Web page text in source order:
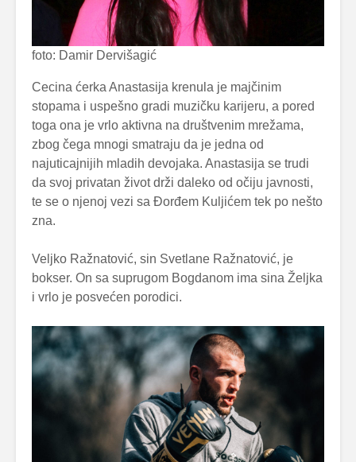
foto: Damir Dervišagić
Cecina ćerka Anastasija krenula je majčinim
stopama i uspešno gradi muzičku karijeru, a pored
toga ona je vrlo aktivna na društvenim mrežama,
zbog čega mnogi smatraju da je jedna od
najuticajnijih mladih devojaka. Anastasija se trudi
da svoj privatan život drži daleko od očiju javnosti,
te se o njenoj vezi sa Đorđem Kuljićem tek po nešto
zna.
Veljko Ražnatović, sin Svetlane Ražnatović, je
bokser. On sa suprugom Bogdanom ima sina Željka
i vrlo je posvećen porodici.